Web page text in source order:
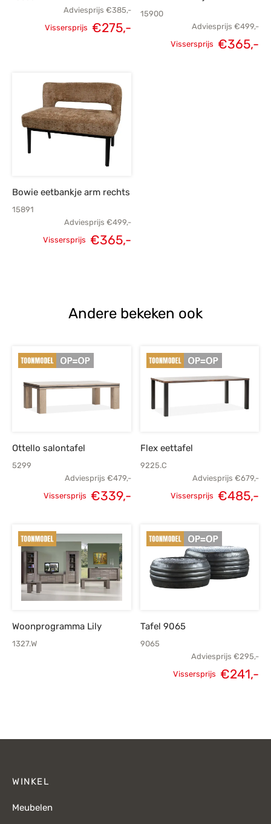
Adviesprijs €385,-
€385,-.
Vissersprijs €275,-
Huidige
15900
Adviesprijs €499,-
Oorspronkelijke
Vissersprijs €365,-
Bowie eetbankje arm rechts
15891
Adviesprijs €499,-
Oorspronkelijke
Vissersprijs €365,-Huidige
Andere bekeken ook
Ottello salontafel
5299
Adviesprijs €479,-
€479,-.
Vissersprijs €339,-
prijs is:
€339,-.
Flex eettafel
9225.C
Adviesprijs €679,-
prijs was:
€679,-.
Vissersprijs €485,-
Woonprogramma Lily
1327.W
Tafel 9065
9065
Adviesprijs €295,-
Vissersprijs €241,-
WINKEL
Meubelen